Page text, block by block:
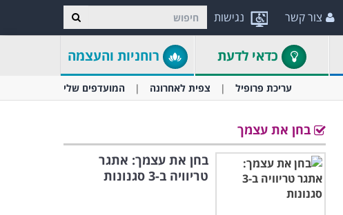
נגישות צור קשר
כדאי לדעת רוחניות והעצמה
עריכת פרופיל צפית לאחרונה המועדפים שלי
בחן את עצמך
בחן את עצמך: אתגר
טריוויה ב-3 סגנונות